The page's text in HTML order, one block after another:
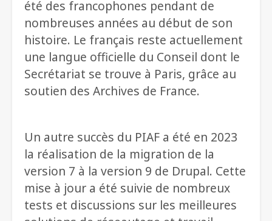
été des francophones pendant de
nombreuses années au début de son
histoire. Le français reste actuellement
une langue officielle du Conseil dont le
Secrétariat se trouve à Paris, grâce au
soutien des Archives de France.
Un autre succès du PIAF a été en 2023
la réalisation de la migration de la
version 7 à la version 9 de Drupal. Cette
mise à jour a été suivie de nombreux
tests et discussions sur les meilleures